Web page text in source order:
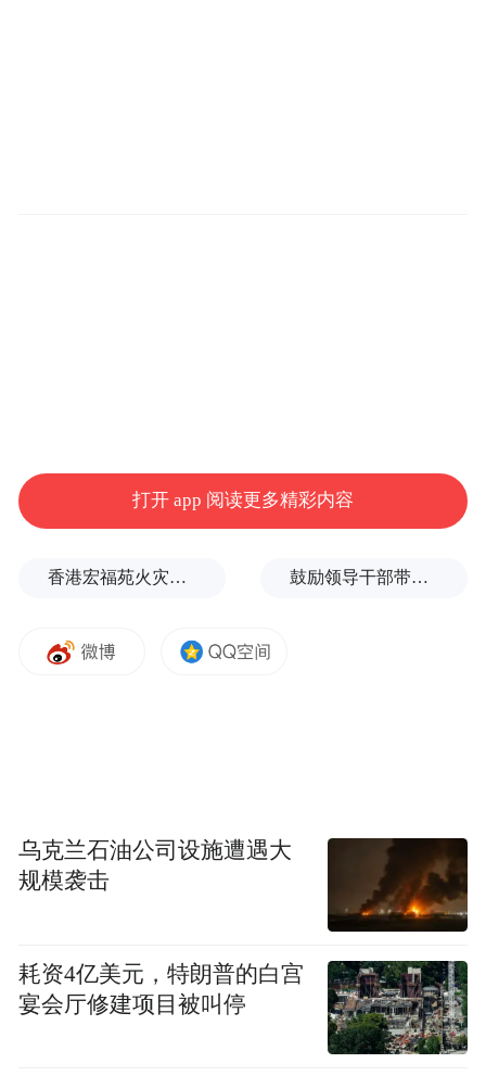
打开 app 阅读更多精彩内容
香港宏福苑火灾跨部门调查最终报告：大火或由烟头引起 鼓励领导干部带头休假之后又撤回文件，到底什么意思嘛？
乌克兰石油公司设施遭遇大
规模袭击
耗资4亿美元，特朗普的白宫
宴会厅修建项目被叫停